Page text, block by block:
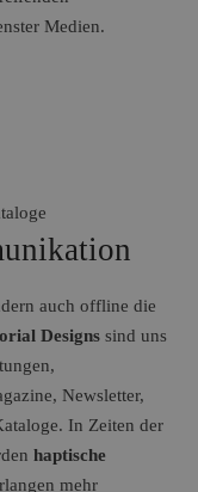
Medien.
auch offline die
Designssind uns
Newsletter,
In Zeiten der
haptische
mehr